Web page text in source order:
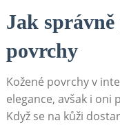
Jak správně
povrchy
Kožené povrchy v
elegance, avšak i
Když se na kůži